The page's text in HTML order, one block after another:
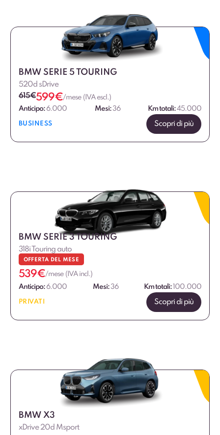
BMW SERIE 5 TOURING
520d sDrive
615€599€/mese (IVA escl.)
Anticipo:6.000 Mesi:36 Km totali:45.000
BUSINESS Scopri di più
BMW SERIE 3 TOURING
318i Touring auto
OFFERTA DEL MESE
539€/mese (IVA incl.)
Anticipo:6.000 Mesi:36 Km totali: 100.000
PRIVATI Scopri di più
BMW X3
xDrive 20d Msport